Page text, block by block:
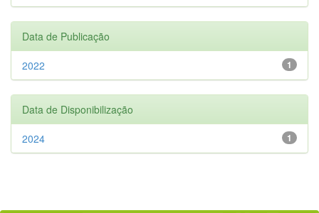
Data de Publicação
1
2022
Data de Disponibilização
1
2024